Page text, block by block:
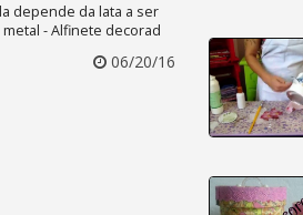
depende da lata a ser
- Alfinete decorad
06/20/16